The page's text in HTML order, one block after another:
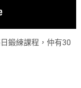
鍛練課程，仲有30